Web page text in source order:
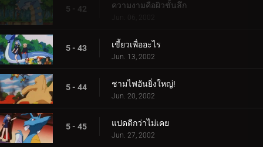
5 - 42 ความงามคือผิวชั้นลึก
Jun. 06, 2002
5 - 43 เขี้ยวเพื่ออะไร
Jun. 13, 2002
5 - 44 ชามไฟอันยิ่งใหญ่!
Jun. 20, 2002
5 - 45 แปดดีกว่าไม่เคย
Jun. 27, 2002